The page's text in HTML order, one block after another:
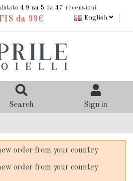
4.9 su 5 da 47 recensioni.
da 99€ English
Search Sign in
order from your country
order from your country